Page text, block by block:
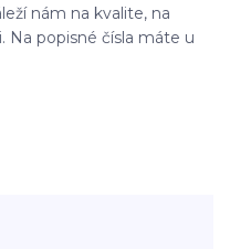
nám na kvalite, na
Na popisné čísla máte u